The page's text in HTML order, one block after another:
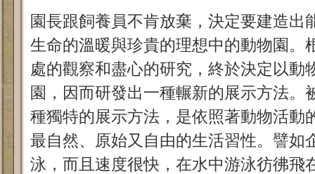
園長跟飼養員不肯放棄，決定要建造出
生命的溫暖與珍貴的理想中的動物園。
處的觀察和盡心的研究，終於決定以動
園，因而研發出一種輾新的展示方法。
種獨特的展示方法，是依照著動物活動
最自然、原始又自由的生活習性。譬如
泳，而且速度很快，在水中游泳彷彿飛